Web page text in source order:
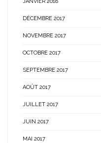
DÉCEMBRE 2017
NOVEMBRE 2017
OCTOBRE 2017
SEPTEMBRE 2017
AOÛT 2017
JUILLET 2017
JUIN 2017
MAI 2017